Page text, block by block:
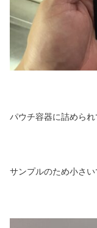
パウチ容器に詰められ
サンプルのため小さい